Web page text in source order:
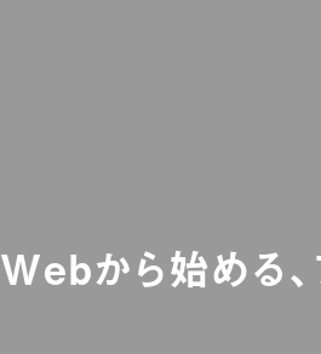
Webから始める